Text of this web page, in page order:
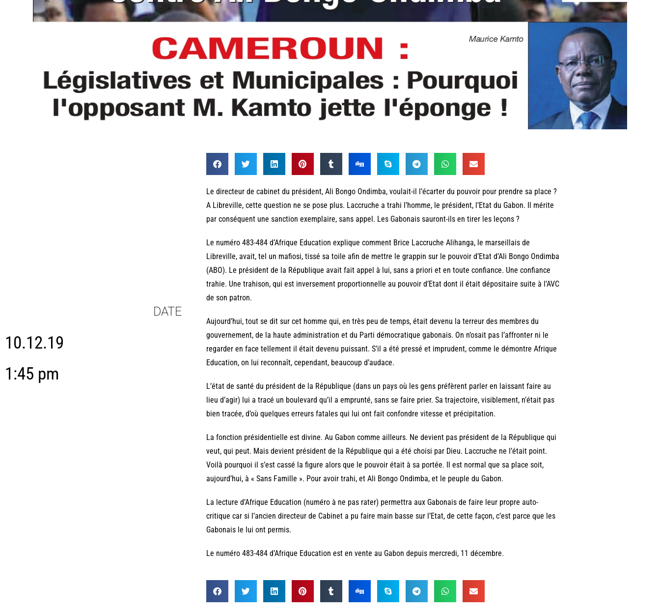
DATE
10.12.19
1:45 pm
Le directeur de cabinet du président, Ali Bongo Ondimba, voulait-il l’écarter du pouvoir pour prendre sa place ?
A Libreville, cette question ne se pose plus. Laccruche a trahi l’homme, le président, l’Etat du Gabon. Il mérite
par conséquent une sanction exemplaire, sans appel. Les Gabonais sauront-ils en tirer les leçons ?
Le numéro 483-484 d’Afrique Education explique comment Brice Laccruche Alihanga, le marseillais de
Libreville, avait, tel un mafiosi, tissé sa toile afin de mettre le grappin sur le pouvoir d’Etat d’Ali Bongo Ondimba
(ABO). Le président de la République avait fait appel à lui, sans a priori et en toute confiance. Une confiance
trahie. Une trahison, qui est inversement proportionnelle au pouvoir d’Etat dont il était dépositaire suite à l’AVC
de son patron.
Aujourd’hui, tout se dit sur cet homme qui, en très peu de temps, était devenu la terreur des membres du
gouvernement, de la haute administration et du Parti démocratique gabonais. On n’osait pas l’affronter ni le
regarder en face tellement il était devenu puissant. S’il a été pressé et imprudent, comme le démontre Afrique
Education, on lui reconnaît, cependant, beaucoup d’audace.
L’état de santé du président de la République (dans un pays où les gens préfèrent parler en laissant faire au
lieu d’agir) lui a tracé un boulevard qu’il a emprunté, sans se faire prier. Sa trajectoire, visiblement, n’était pas
bien tracée, d’où quelques erreurs fatales qui lui ont fait confondre vitesse et précipitation.
La fonction présidentielle est divine. Au Gabon comme ailleurs. Ne devient pas président de la République qui
veut, qui peut. Mais devient président de la République qui a été choisi par Dieu. Laccruche ne l’était point.
Voilà pourquoi il s’est cassé la figure alors que le pouvoir était à sa portée. Il est normal que sa place soit,
aujourd’hui, à « Sans Famille ». Pour avoir trahi, et Ali Bongo Ondimba, et le peuple du Gabon.
La lecture d’Afrique Education (numéro à ne pas rater) permettra aux Gabonais de faire leur propre auto-
critique car si l’ancien directeur de Cabinet a pu faire main basse sur l’Etat, de cette façon, c’est parce que les
Gabonais le lui ont permis.
Le numéro 483-484 d’Afrique Education est en vente au Gabon depuis mercredi, 11 décembre.